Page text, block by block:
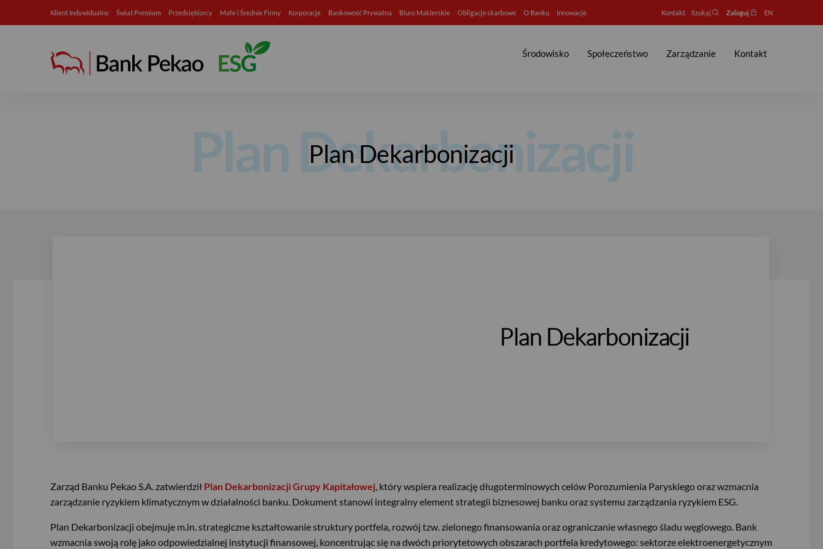
Klient Indywidualny Świat Premium Przedsiębiorcy Małe i Średnie Firmy Korporacje Bankowość Prywatna Biuro Maklerskie Obligacje skarbowe O Banku Innowacje Kontakt Szukaj Zaloguj EN
Środowisko Społeczeństwo Zarządzanie Kontakt
Plan Dekarbonizacji
Plan Dekarbonizacji
Zarząd Banku Pekao S.A. zatwierdził Plan Dekarbonizacji Grupy Kapitałowej, który wspiera realizację długoterminowych celów Porozumienia Paryskiego oraz wzmacnia
zarządzanie ryzykiem klimatycznym w działalności banku. Dokument stanowi integralny element strategii biznesowej banku oraz systemu zarządzania ryzykiem ESG.
Plan Dekarbonizacji obejmuje m.in. strategiczne kształtowanie struktury portfela, rozwój tzw. zielonego finansowania oraz ograniczanie własnego śladu węglowego. Bank
wzmacnia swoją rolę jako odpowiedzialnej instytucji finansowej, koncentrując się na dwóch priorytetowych obszarach portfela kredytowego: sektorze elektroenergetycznym